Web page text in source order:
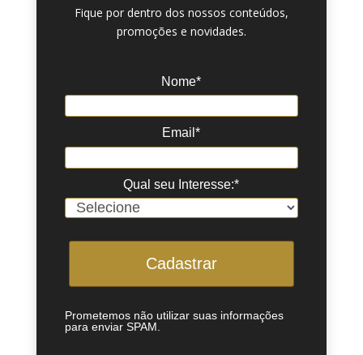
Fique por dentro dos nossos conteúdos,
promoções e novidades.
Nome*
Email*
Qual seu Interesse:*
Cadastrar
Prometemos não utilizar suas informações
para enviar SPAM.